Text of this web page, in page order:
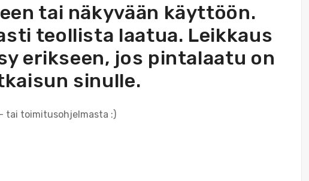
tai näkyvään käyttöön.
teollista laatua. Leikkaus
erikseen, jos pintalaatu on
sinulle.
tai toimitusohjelmasta :)